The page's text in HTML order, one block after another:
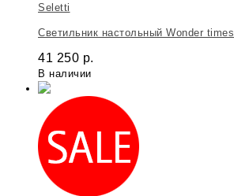
Seletti
Светильник настольный Wonder times
41 250 р.
В наличии